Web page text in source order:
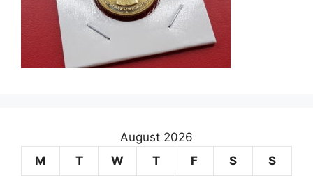
August 2026
M
T W T F S S